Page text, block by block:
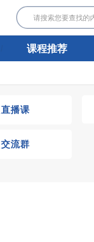
课程推荐
直播课
交流群